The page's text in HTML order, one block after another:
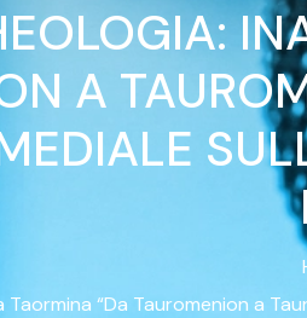
A
Taormina “Da Tauromenion a